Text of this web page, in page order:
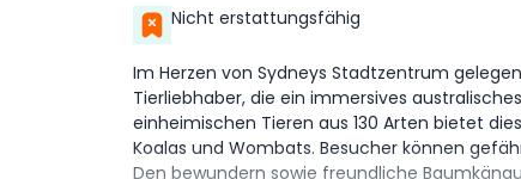
Nicht erstattungsfähig
Im Herzen von Sydneys Stadtzentrum
Tierliebhaber, die ein immersives
einheimischen Tieren aus 130 Arten bietet
Koalas und Wombats. Besucher können
Den bewundern sowie freundliche